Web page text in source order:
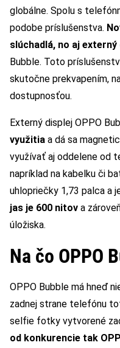
globálne. Spolu s
podobe príslušenstva.
slúchadlá, no aj externý
Bubble. Toto
skutočne prekvapením,
dostupnosťou.
Externý displej OPPO
využitia a dá sa
využívať aj oddelene od
napríklad na kabelku či
uhlopriečky 1,73 palca a
jas je 600 nitov a
úložiska.
Na čo OPPO
OPPO Bubble má hneď
zadnej strane telefónu
selfie fotky vytvorené
od konkurencie tak